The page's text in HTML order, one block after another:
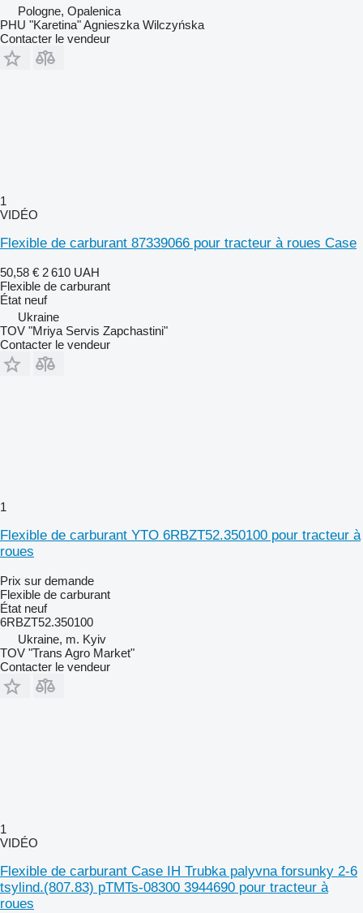
Pologne, Opalenica
PHU "Karetina" Agnieszka Wilczyńska
Contacter le vendeur
1
VIDÉO
Flexible de carburant 87339066 pour tracteur à roues Case
50,58 € 2 610 UAH
Flexible de carburant
État neuf
Ukraine
TOV "Mriya Servis Zapchastini"
Contacter le vendeur
1
Flexible de carburant YTO 6RBZT52.350100 pour tracteur à
roues
Prix sur demande
Flexible de carburant
État neuf
6RBZT52.350100
Ukraine, m. Kyiv
TOV "Trans Agro Market"
Contacter le vendeur
1
VIDÉO
Flexible de carburant Case IH Trubka palyvna forsunky 2-6
tsylind.(807.83) pTMTs-08300 3944690 pour tracteur à
roues